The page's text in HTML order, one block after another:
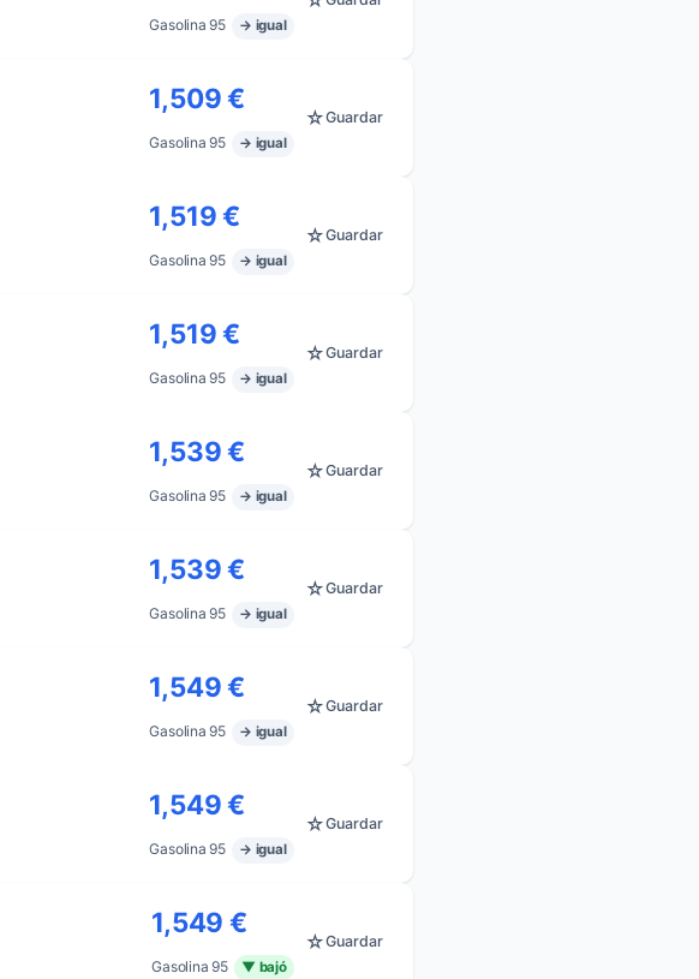
Gasolina 95 → igual
1,509 €
Gasolina 95 → igual
☆Guardar
1,519 €
Gasolina 95 → igual
☆Guardar
1,519 €
Gasolina 95 → igual
☆Guardar
1,539 €
Gasolina 95 → igual
☆Guardar
1,539 €
Gasolina 95 → igual
☆Guardar
1,549 €
Gasolina 95 → igual
☆Guardar
1,549 €
Gasolina 95 → igual
☆Guardar
1,549 €
Gasolina 95 ▼ bajó
☆Guardar